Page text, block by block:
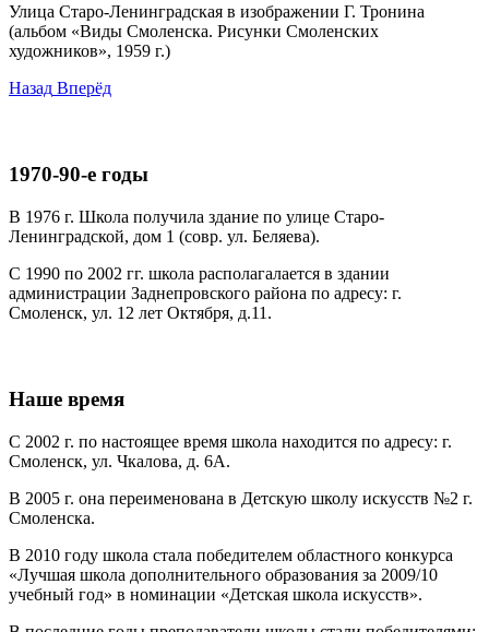
Улица Старо-Ленинградская в изображении Г. Тронина
(альбом «Виды Смоленска. Рисунки Смоленских
художников», 1959 г.)
Назад Вперёд
1970-90-e годы
В 1976 г. Школа получила здание по улице Старо-
Ленинградской, дом 1 (совр. ул. Беляева).
С 1990 по 2002 гг. школа располагалается в здании
администрации Заднепровского района по адресу: г.
Смоленск, ул. 12 лет Октября, д.11.
Наше время
С 2002 г. по настоящее время школа находится по адресу: г.
Смоленск, ул. Чкалова, д. 6А.
В 2005 г. она переименована в Детскую школу искусств №2 г.
Смоленска.
В 2010 году школа стала победителем областного конкурса
«Лучшая школа дополнительного образования за 2009/10
учебный год» в номинации «Детская школа искусств».